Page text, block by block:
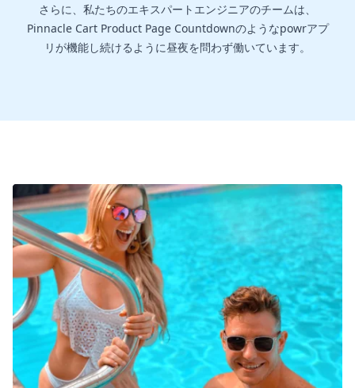
さらに、私たちのエキスパートエンジニアのチームは、
Pinnacle Cart Product Page Countdownのようなpowrアプ
リが機能し続けるように昼夜を問わず働いています。